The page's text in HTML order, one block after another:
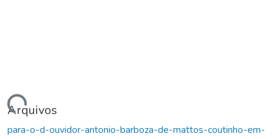
Carregando...
Arquivos
para-o-d-ouvidor-antonio-barboza-de-mattos-coutinho-em-